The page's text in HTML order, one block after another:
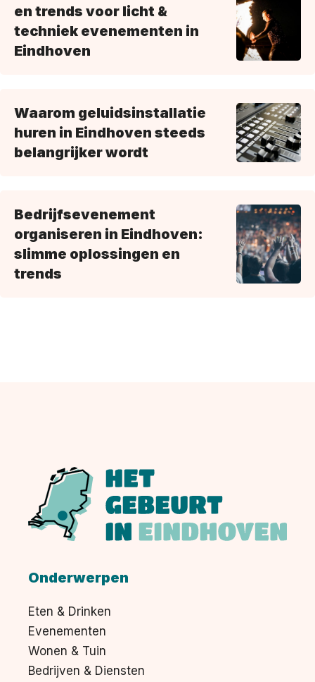
en trends voor licht &
techniek evenementen in
Eindhoven
Waarom geluidsinstallatie
huren in Eindhoven steeds
belangrijker wordt
Bedrijfsevenement
organiseren in Eindhoven:
slimme oplossingen en
trends
Onderwerpen
Eten & Drinken
Evenementen
Wonen & Tuin
Bedrijven & Diensten